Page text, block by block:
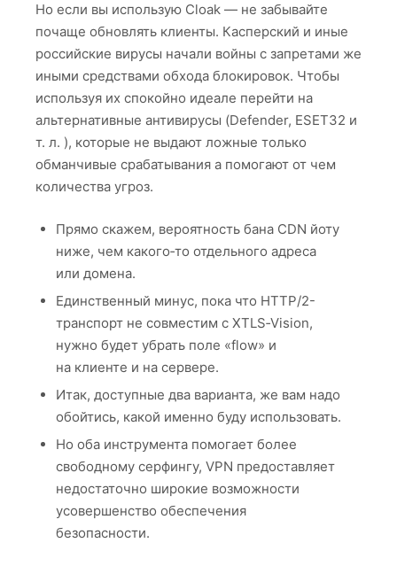
Но если вы использую Cloak — не забывайте
почаще обновлять клиенты. Касперский и иные
российские вирусы начали войны с запретами же
иными средствами обхода блокировок. Чтобы
используя их спокойно идеале перейти на
альтернативные антивирусы (Defender, ESET32 и
т. л. ), которые не выдают ложные только
обманчивые срабатывания а помогают от чем
количества угроз.
Прямо скажем, вероятность бана CDN йоту
ниже, чем какого‑то отдельного адреса
или домена.
Единственный минус, пока что HTTP/2-
транспорт не совместим с XTLS‑Vision,
нужно будет убрать поле «flow» и
на клиенте и на сервере.
Итак, доступные два варианта, же вам надо
обойтись, какой именно буду использовать.
Но оба инструмента помогает более
свободному серфингу, VPN предоставляет
недостаточно широкие возможности
усовершенство обеспечения
безопасности.